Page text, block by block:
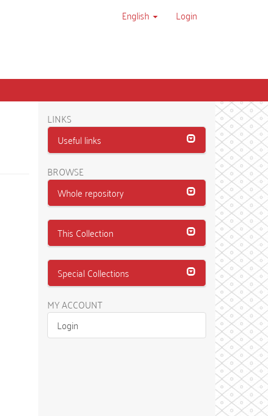
English Login
LINKS
Useful links
BROWSE
Whole repository
This Collection
Special Collections
MY ACCOUNT
Login